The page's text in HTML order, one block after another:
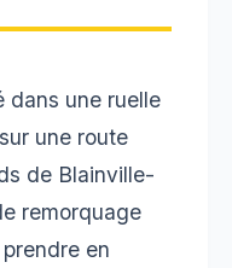
dans une ruelle
une route
de Blainville-
remorquage
en